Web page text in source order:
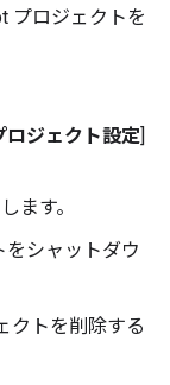
プロジェクトを
ロジェクト設定]
ます。
シャットダウ
クトを削除する